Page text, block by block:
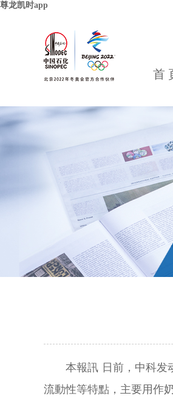
尊龙凯时app
首
本報訊 日前，中科发
流動性等特點，主要用作